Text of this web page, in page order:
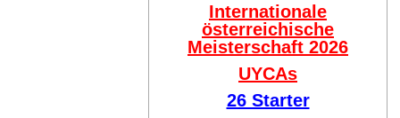
Internationale
österreichische
Meisterschaft 2026
UYCAs
26 Starter